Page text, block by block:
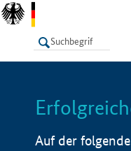
LISTE
Auf der